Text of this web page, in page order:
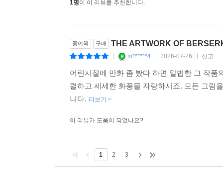
1명이 이 리뷰를 추천합니다.
종이책 구매 THE ARTWORK OF
m******4 2026-07-26 신고
어린시절에 만화 좀 봤다 하면 알법한 그 작
렬하고 세세한 화풍믈 자랑하시죠. 모든 그림
니다. 더보기
이 리뷰가 도움이 되었나요?
1 2 3